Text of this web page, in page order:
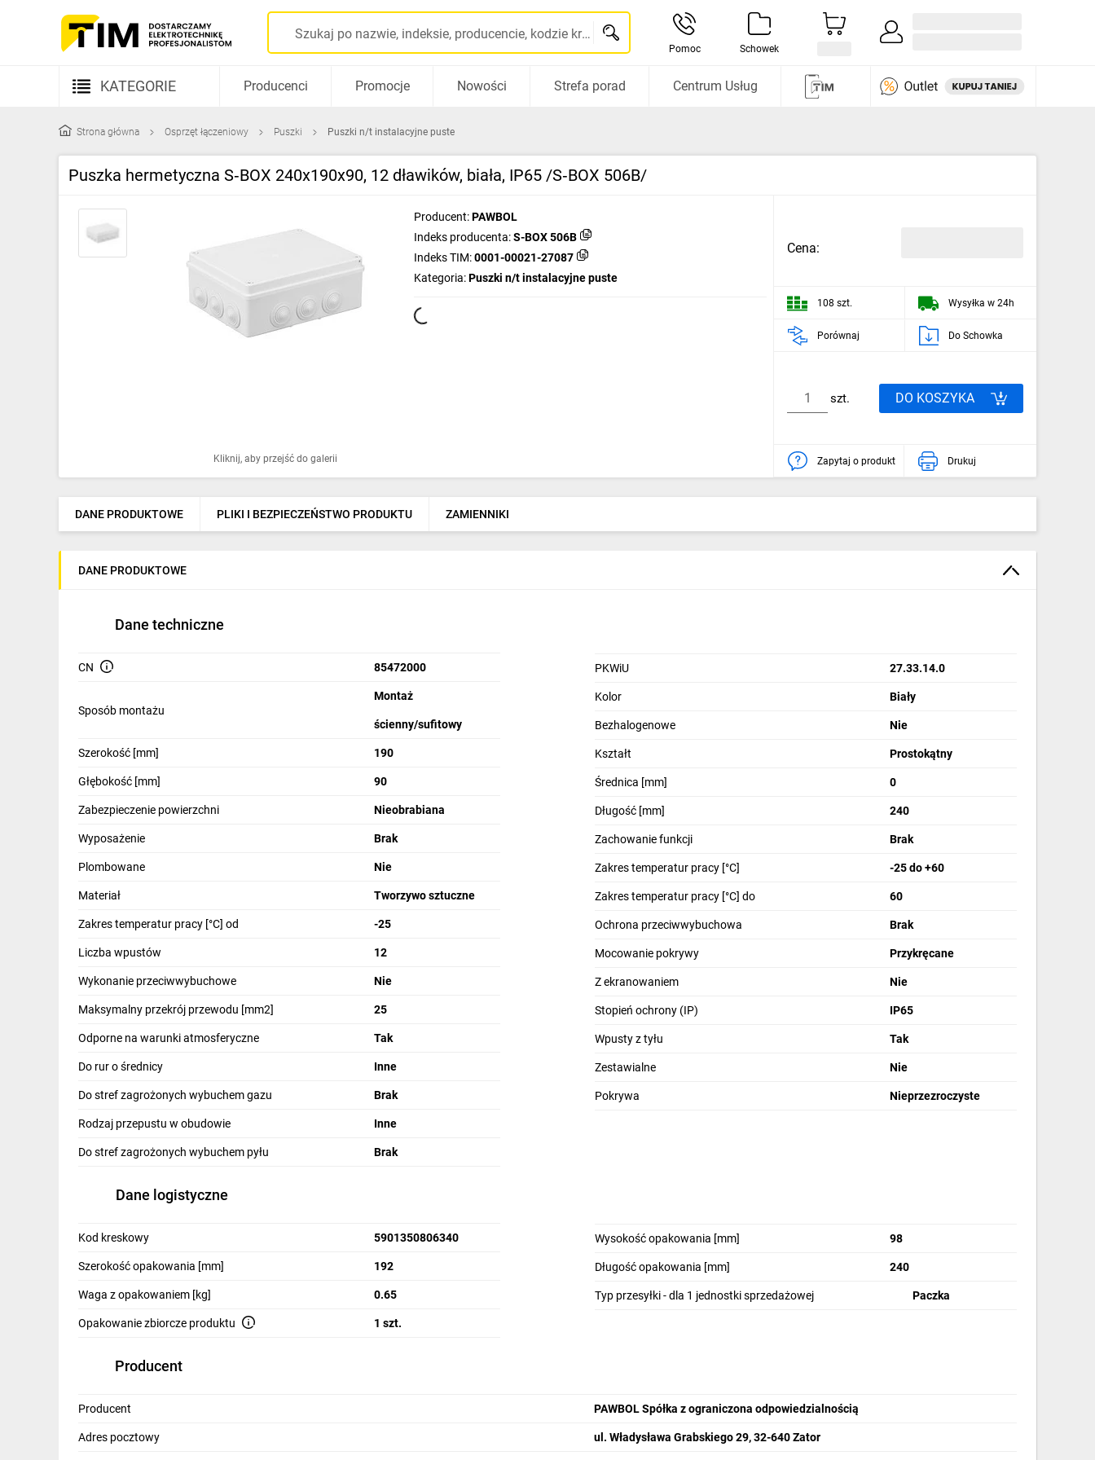
Szukaj po nazwie, indeksie, producencie, kodzie kreskowym...
Pomoc Schowek
KATEGORIE
Kable i przewody
Rozdzielnice i obudowy
Ogrzewanie
Elektronarzędzia i mierniki
Dom i ogród
Klimatyzacja
Odzież ochronna i BHP
Inne
Budowa i Remont
Elektronika
Wentylacja i rekuperacja
Producenci Promocje Nowości Strefa porad Centrum Usług
Strona główna Osprzęt łączeniowy Puszki Puszki n/t instalacyjne puste
Puszka hermetyczna S‑BOX 240x190x90, 12 dławików, biała, IP65 /S‑BOX 506B/
Kliknij, aby przejść do galerii
Producent:PAWBOL
Indeks producenta:S-BOX 506B
Indeks TIM:0001-00021-27087
Kategoria:Puszki n/t instalacyjne puste
Cena:
108 szt. Wysyłka w 24h
Porównaj Do Schowka
szt. DO KOSZYKA
Zapytaj o produkt Drukuj
DANE PRODUKTOWE PLIKI I BEZPIECZEŃSTWO PRODUKTU ZAMIENNIKI
DANE PRODUKTOWE
Dane techniczne
CN 85472000
Sposób montażu
Montaż
ścienny/sufitowy
Szerokość [mm] 190
Głębokość [mm] 90
Zabezpieczenie powierzchni Nieobrabiana
Wyposażenie Brak
Plombowane Nie
Materiał Tworzywo sztuczne
Zakres temperatur pracy [°C] od -25
Liczba wpustów 12
Wykonanie przeciwwybuchowe Nie
Maksymalny przekrój przewodu [mm2] 25
Odporne na warunki atmosferyczne Tak
Do rur o średnicy Inne
Do stref zagrożonych wybuchem gazu Brak
Rodzaj przepustu w obudowie Inne
Do stref zagrożonych wybuchem pyłu Brak
PKWiU 27.33.14.0
Kolor Biały
Bezhalogenowe Nie
Kształt Prostokątny
Średnica [mm] 0
Długość [mm] 240
Zachowanie funkcji Brak
Zakres temperatur pracy [°C] -25 do +60
Zakres temperatur pracy [°C] do 60
Ochrona przeciwwybuchowa Brak
Mocowanie pokrywy Przykręcane
Z ekranowaniem Nie
Stopień ochrony (IP) IP65
Wpusty z tyłu Tak
Zestawialne Nie
Pokrywa Nieprzezroczyste
Dane logistyczne
Kod kreskowy 5901350806340
Szerokość opakowania [mm] 192
Waga z opakowaniem [kg] 0.65
Opakowanie zbiorcze produktu 1 szt.
Wysokość opakowania [mm] 98
Długość opakowania [mm] 240
Typ przesyłki - dla 1 jednostki sprzedażowej Paczka
Producent
Producent PAWBOL Spółka z ograniczona odpowiedzialnością
Adres pocztowy ul. Władysława Grabskiego 29, 32-640 Zator